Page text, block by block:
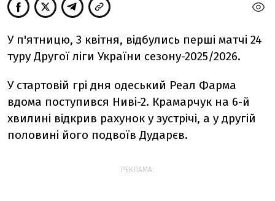
У п'ятницю, 3 квітня, відбулись перші матчі 24
туру Другої ліги України сезону-2025/2026.
У стартовій грі дня одеський Реал Фарма
вдома поступився Ниві-2. Крамарчук на 6-й
хвилині відкрив рахунок у зустрічі, а у другій
половині його подвоїв Дударєв.
РЕКЛАМА: